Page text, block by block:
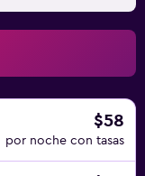
$58
por noche con tasas